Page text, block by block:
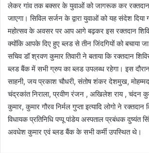
लेकर गांव तक बक्सर के युवाओं को जागरूक कर रक्तदान
जाएगा। सिविल सर्जन के द्वारा युवाओं को यह संदेश दिया
महोत्सव के अवसर पर आप आगे बढ़कर इस रक्तदान
क्योंकि आपके दिए हुए ब्लड से तीन जिंदगियों को बचाया
सचिव डॉ श्रवण कुमार तिवारी ने बताया कि रक्तदान
ब्लड बैंक में सभी ग्रुप का ब्लड उपलब्ध रहेगा। इस
साहनी, जय प्रकाश चौधरी, संतोष शंकर देशमुख,
चंद्रकांत निराला, प्रवीण रंजन , अखिलेश राय , चंदन
कुमार, कुमार गौरव निर्मल गुप्ता इत्यादि लोगो ने
विधायक प्रतिनिधि पप्पू पांडेय अस्पताल प्रबंधक दुष्यंत
अवधेश कुमार एवं ब्लड बैंक के सभी कर्मी उपस्थित थे।